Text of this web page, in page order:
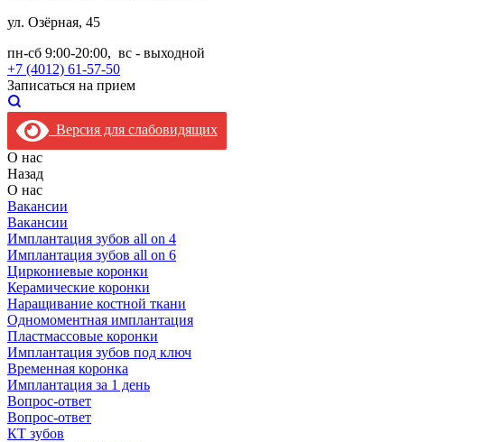
ул. Озёрная, 45
пн-сб 9:00-20:00, вс - выходной
+7 (4012) 61-57-50
Записаться на прием
Версия для слабовидящих
О нас
Назад
О нас
Вакансии
Вакансии
Имплантация зубов all on 4
Имплантация зубов all on 6
Циркониевые коронки
Керамические коронки
Наращивание костной ткани
Одномоментная имплантация
Пластмассовые коронки
Имплантация зубов под ключ
Временная коронка
Имплантация за 1 день
Вопрос-ответ
Вопрос-ответ
КТ зубов